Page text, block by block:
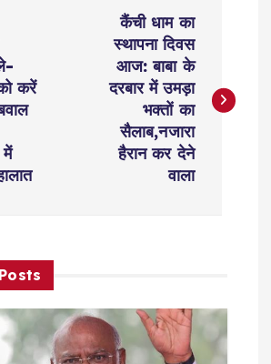
करें
में
कैंची धाम का
स्थापना दिवस
आज: बाबा के
दरबार में उमड़ा
भक्तों का
सैलाब,नजारा
हैरान कर देने
वाला